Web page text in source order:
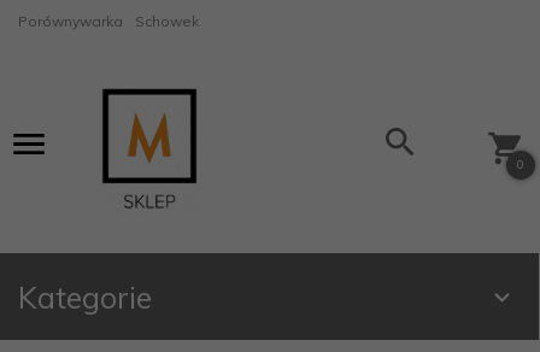
Porównywarka Schowek
0
Kategorie